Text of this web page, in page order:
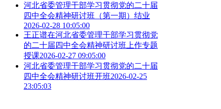
河北省委管理干部学习贯彻党的二十届
四中全会精神研讨班（第一期）结业
2026-02-28 10:05:00
王正谱在河北省委管理干部学习贯彻党
的二十届四中全会精神研讨班上作专题
授课2026-02-27 09:05:00
河北省委管理干部学习贯彻党的二十届
四中全会精神研讨班开班2026-02-25
23:05:03